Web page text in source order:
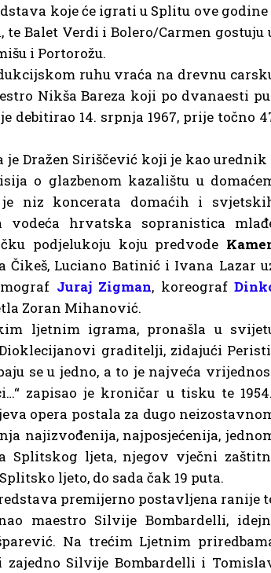
koje će igrati u Splitu ove godine
Balet Verdi i Bolero/Carmen gostuju
i Portorožu.
ruhu vraća na drevnu
Nikša Bareza koji po dvanaesti
14. srpnja 1967, prije točno
Dražen Siriščević koji je kao urednik
o glazbenom kazalištu u
niz koncerata domaćih i
vodeća hrvatska sopranistica
podjelukoju koju predvode
Čikeš, Luciano Batinić i Ivana Lazar
Juraj Zigman, koreograf
Zoran Mihanović.
ljetnim igrama, pronašla u
graditelji, zidajući
se u jedno, a to je najveća
zapisao je kroničar u tisku te 1954.
opera postala za dugo
najizvođenija, najposjećenija,
Splitskog ljeta, njegov vječni
ljeto, do sada čak 19 puta.
premijerno postavljena ranije
maestro Silvije Bombardelli,
Na trećim Ljetnim
Silvije Bombardelli i